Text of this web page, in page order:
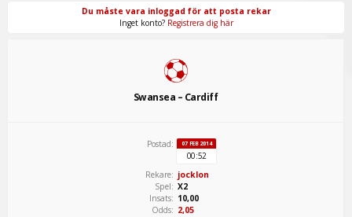
Du måste vara inloggad för att posta rekar
Inget konto? Registrera dig här
Swansea – Cardiff
Postad: 07 FEB 2014
00:52
Rekare: jocklon
Spel: X2
Insats: 10,00
Odds: 2,05